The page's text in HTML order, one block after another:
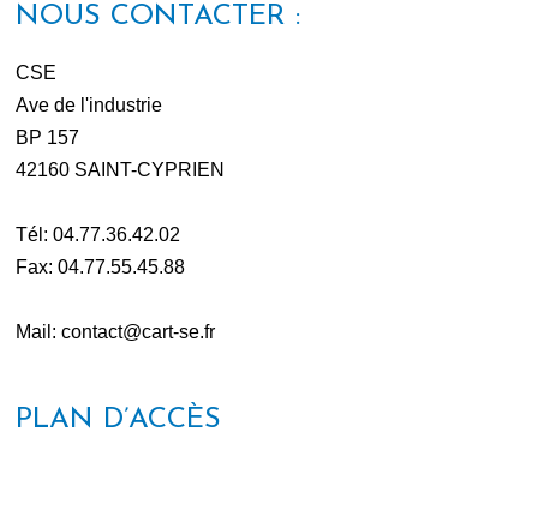
NOUS CONTACTER :
CSE
Ave de l'industrie
BP 157
42160 SAINT-CYPRIEN
Tél: 04.77.36.42.02
Fax: 04.77.55.45.88
Mail: contact@cart-se.fr
PLAN D’ACCÈS